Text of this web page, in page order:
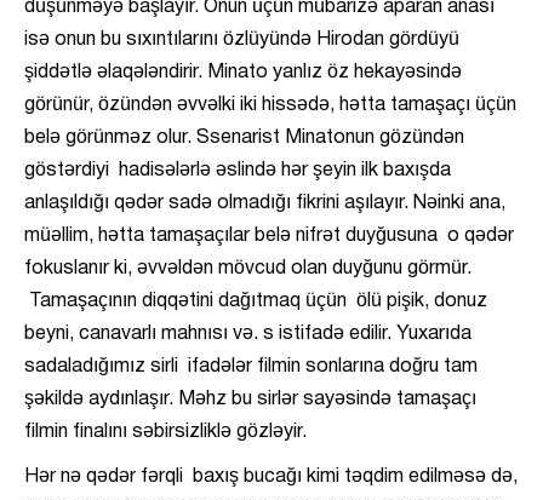
düşünməyə başlayır. Onun üçün mübarizə aparan anası
isə onun bu sıxıntılarını özlüyündə Hirodan gördüyü
şiddətlə əlaqələndirir. Minato yanlız öz hekayəsində
görünür, özündən əvvəlki iki hissədə, hətta tamaşaçı üçün
belə görünməz olur. Ssenarist Minatonun gözündən
göstərdiyi hadisələrlə əslində hər şeyin ilk baxışda
anlaşıldığı qədər sadə olmadığı fikrini aşılayır. Nəinki ana,
müəllim, hətta tamaşaçılar belə nifrət duyğusuna o qədər
fokuslanır ki, əvvəldən mövcud olan duyğunu görmür.
Tamaşaçının diqqətini dağıtmaq üçün ölü pişik, donuz
beyni, canavarlı mahnısı və. s istifadə edilir. Yuxarıda
sadaladığımız sirli ifadələr filmin sonlarına doğru tam
şəkildə aydınlaşır. Məhz bu sirlər sayəsində tamaşaçı
filmin finalını səbirsizliklə gözləyir.
Hər nə qədər fərqli baxış bucağı kimi təqdim edilməsə də,